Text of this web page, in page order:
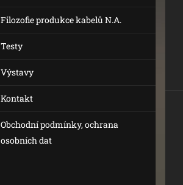
Filozofie produkce kabelů N.A.
Testy
Výstavy
Kontakt
Obchodní podmínky, ochrana
osobních dat